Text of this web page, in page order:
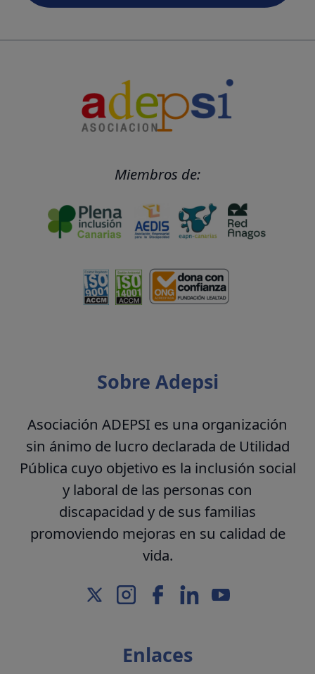
Miembros de:
Sobre Adepsi
Asociación ADEPSI es una organización
sin ánimo de lucro declarada de Utilidad
Pública cuyo objetivo es la inclusión social
y laboral de las personas con
discapacidad y de sus familias
promoviendo mejoras en su calidad de
vida.
Enlaces